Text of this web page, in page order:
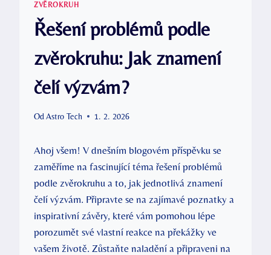
ZVĚROKRUH
Řešení problémů podle
zvěrokruhu: Jak znamení
čelí výzvám?
Od Astro Tech 1. 2. 2026
Ahoj všem! V dnešním blogovém příspěvku se
zaměříme na fascinující téma řešení problémů
podle zvěrokruhu a to, jak jednotlivá znamení
čelí výzvám. Připravte se na zajímavé poznatky a
inspirativní závěry, které vám pomohou lépe
porozumět své vlastní reakce na překážky ve
vašem životě. Zůstaňte naladění a připraveni na